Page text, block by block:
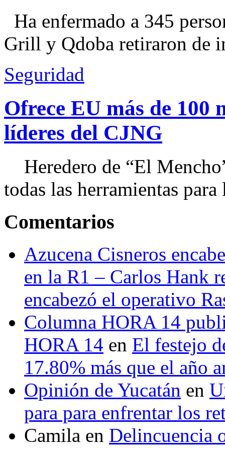
Ha enfermado a 345
Grill y Qdoba retiraron de
Seguridad
Ofrece EU más de 100
líderes del CJNG
Heredero de “El
todas las herramientas
Comentarios
Azucena Cisneros
en la R1 – Carlos Hank
encabezó el operativo
Columna HORA 14
HORA 14 en El festejo
17.80% más que el año
Opinión de Yucatán en
para para enfrentar los
Camila en Delincuencia